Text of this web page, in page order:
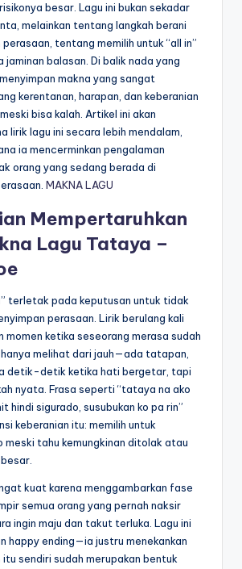
besar. Lagu ini bukan sekadar
melainkan tentang langkah berani
tentang memilih untuk “all in”
jaminan balasan. Di balik nada yang
makna yang sangat
kerentanan, harapan, dan keberanian
bisa kalah. Artikel ini akan
lirik lagu ini secara lebih mendalam,
ia mencerminkan pengalaman
orang yang sedang berada di
MAKNA LAGU
Mempertaruhkan
Lagu Tataya –
terletak pada keputusan untuk tidak
perasaan. Lirik berulang kali
momen ketika seseorang merasa sudah
melihat dari jauh—ada tatapan,
detik-detik ketika hati bergetar, tapi
nyata. Frasa seperti “tataya na ako
hindi sigurado, susubukan ko pa rin”
keberanian itu: memilih untuk
meski tahu kemungkinan ditolak atau
kuat karena menggambarkan fase
semua orang yang pernah naksir
ingin maju dan takut terluka. Lagu ini
happy ending—ia justru menekankan
sendiri sudah merupakan bentuk